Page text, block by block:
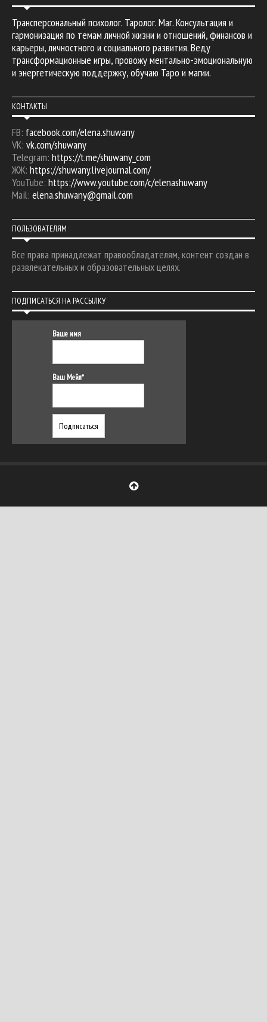
Трансперсональный психолог. Таролог. Маг. Консультация и
гармонизация по темам личной жизни и отношений, финансов и
карьеры, личностного и социального развития. Веду
трансформационные игры, провожу ментально-эмоциональную
и энергетическую поддержку, обучаю Таро и магии.
КОНТАКТЫ
FB: facebook.com/elena.shuwany
VK: vk.com/shuwany
Telegram: https://t.me/shuwany_com
ЖЖ: https://shuwany.livejournal.com/
YouTube: https://www.youtube.com/c/elenashuwany
Mail: elena.shuwany@gmail.com
ПОЛЬЗОВАТЕЛЯМ
Все права принадлежат правообладателям, контент создан в
развлекательных и образовательных целях.
ПОДПИСАТЬСЯ НА РАССЫЛКУ
Ваше имя
Ваш Мейл*